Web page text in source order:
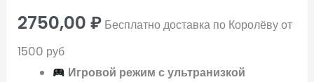
2750,00₽ Бесплатно доставка по Королёву от
1500 руб
Игровой режим с ультранизкой